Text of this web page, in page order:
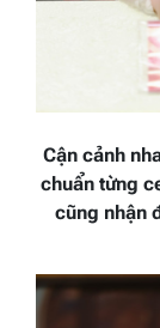
Cận cảnh
chuẩn từng
cũng nhận